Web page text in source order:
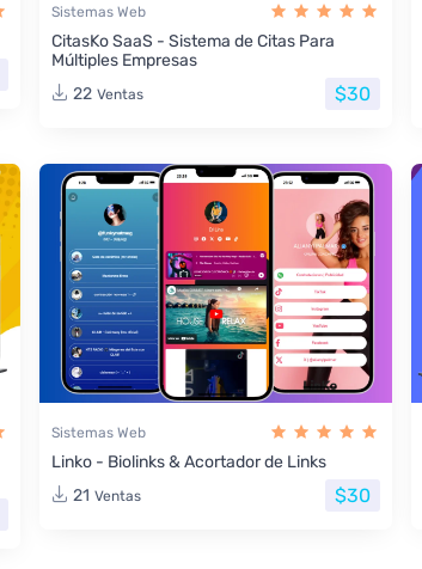
Sistemas Web
CitasKo SaaS - Sistema de Citas Para
Múltiples Empresas
22 Ventas $30
Sistemas Web
Linko - Biolinks & Acortador de Links
21 Ventas $30